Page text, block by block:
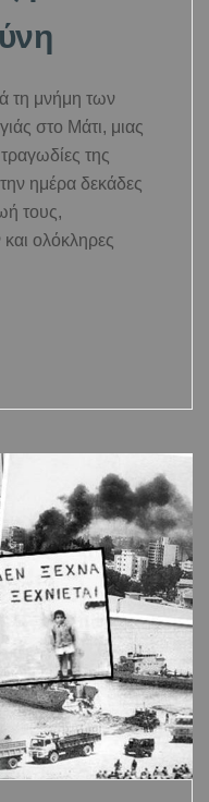
τη μνήμη των
στο Μάτι, μιας
της
ημέρα δεκάδες
τους,
και ολόκληρες